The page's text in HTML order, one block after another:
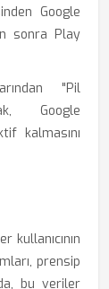
Google
sonra Play
"Pil
Google
kalmasını
kullanıcının
prensip
bu veriler